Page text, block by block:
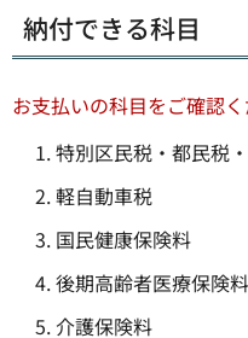
納付できる科目
お支払いの科目をご確認く
特別区民税・都民税
軽自動車税
国民健康保険料
後期高齢者医療保険料
介護保険料